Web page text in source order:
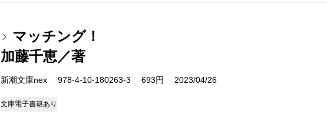
マッチング！
加藤千恵／著
新潮文庫nex 978-4-10-180263-3 693円 2023/04/26
文庫電子書籍あり